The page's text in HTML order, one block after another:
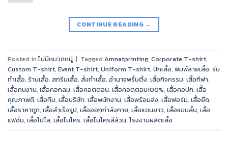
CONTINUE READING →
Posted in ไม่มีหมวดหมู่ | Tagged Amnatprinting, Corporate T-shirt,
Custom T-shirt, Event T-shirt, Uniform T-shirt, ปักเสื้อ, พิมพ์ลายเสื้อ, รับ
ทำเสื้อ, ร้านเสื้อ, สกรีนเสื้อ, สั่งทำเสื้อ, อำนาจพริ้นติ้ง, เสื้อกิจกรรม, เสื้อกีฬา,
เสื้อคนงาน, เสื้อคอกลม, เสื้อคอตตอน, เสื้อคอตตอน100%, เสื้อคอปก, เสื้อ
คุณภาพดี, เสื้อทีม, เสื้อบริษัท, เสื้อพนักงาน, เสื้อพร้อมส่ง, เสื้อฟอร์ม, เสื้อยืด,
เสื้อราคาถูก, เสื้อสำเร็จรูป, เสื้อออกกำลังกาย, เสื้อแขนยาว, เสื้อแขนสั้น, เสื้อ
แฟชั่น, เสื้อโปโล, เสื้อไมโคร, เสื้อไมโครสีล้วน, โรงงานผลิตเสื้อ